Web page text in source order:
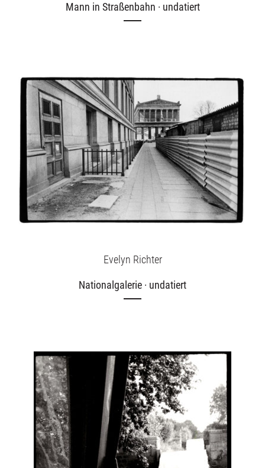
Mann in Straßenbahn · undatiert
Evelyn Richter
Nationalgalerie · undatiert